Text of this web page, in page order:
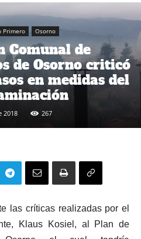
Primero Osorno
Comunal de
de Osorno criticó
en medidas del
2018 267
las críticas realizadas por el
Klaus Kosiel, al Plan de